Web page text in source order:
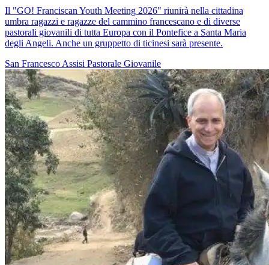
Il "GO! Franciscan Youth Meeting 2026" riunirà nella cittadina
umbra ragazzi e ragazze del cammino francescano e di diverse
pastorali giovanili di tutta Europa con il Pontefice a Santa Maria
degli Angeli. Anche un gruppetto di ticinesi sarà presente.
San Francesco Assisi Pastorale Giovanile